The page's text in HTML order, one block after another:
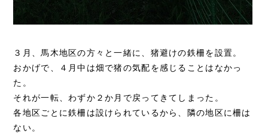
３月、馬木地区の方々と一緒に、猪避けの鉄柵を設置。
おかげで、４月中は畑で猪の気配を感じることはなかっ
た。
それが一転、わずか２か月で戻ってきてしまった。
各地区ごとに鉄柵は設けられているから、隣の地区に柵は
ない。